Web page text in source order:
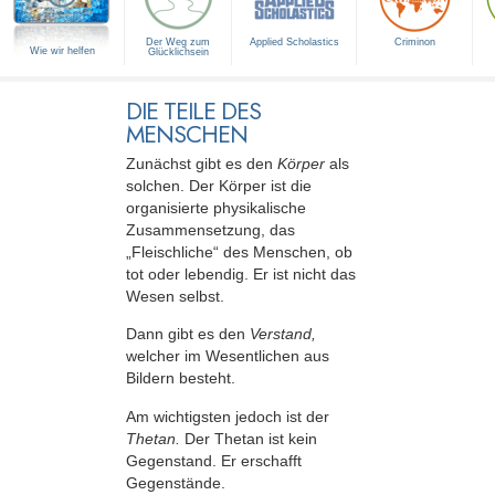
Wie wir helfen
Der Weg zum
Glücklichsein
Applied Scholastics Criminon
DIE TEILE DES
MENSCHEN
Zunächst gibt es den Körper als
solchen. Der Körper ist die
organisierte physikalische
Zusammensetzung, das
„Fleischliche“ des Menschen, ob
tot oder lebendig. Er ist nicht das
Wesen selbst.
Dann gibt es den Verstand,
welcher im Wesentlichen aus
Bildern besteht.
Am wichtigsten jedoch ist der
Thetan. Der Thetan ist kein
Gegenstand. Er erschafft
Gegenstände.